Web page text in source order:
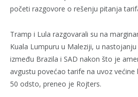
početi razgovore o rešenju pitanja
Tramp i Lula razgovarali su na
Kuala Lumpuru u Maleziji, u
između Brazila i SAD nakon što je
avgustu povećao tarife na uvoz većine
50 odsto, preneo je Rojters.